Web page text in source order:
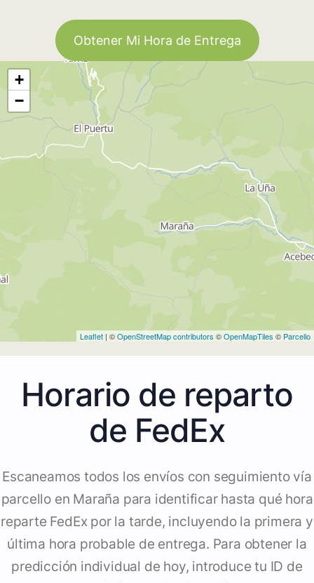
Obtener Mi Hora de Entrega
+
−
Leaflet | ©OpenStreetMap contributors ©OpenMapTiles © Parcello
Horario de reparto
de FedEx
Escaneamos todos los envíos con seguimiento vía
parcello en Maraña para identificar hasta qué hora
reparte FedEx por la tarde, incluyendo la primera y
última hora probable de entrega. Para obtener la
predicción individual de hoy, introduce tu ID de